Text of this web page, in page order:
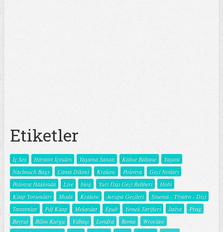
Etiketler
İç Ses Hayatın İçinden Yaşama Sanatı Kahve Bahane
Yaşam
Nachnuch Bags
Çanta Dikimi Krakow Polonya
Gezi Notları
Polonya Hakkında
Live blog Yurt Dışı Gezi Rehberi
Hobi
Kitap Yorumları
Moda Kraków Avrupa Gezileri
Sinema - Tiyatro - Dizi
Tanıtımlar
Pdf Kitap Mekanlar Epub Yemek Tarifleri İtalya
Prag
Beyrut
Bilim Kurgu Yılbaşı Londra Roma
Wroclaw